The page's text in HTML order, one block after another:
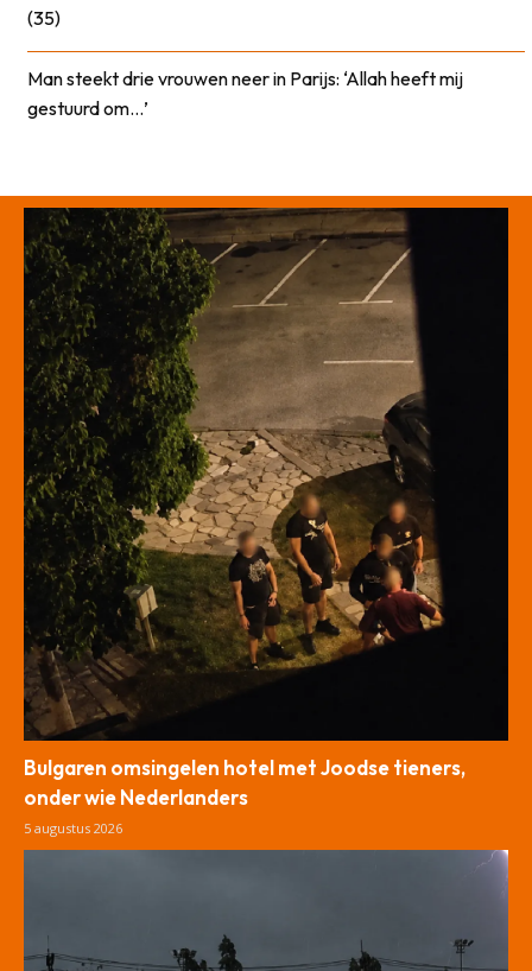
(35)
Man steekt drie vrouwen neer in Parijs: ‘Allah heeft mij
gestuurd om…’
Bulgaren omsingelen hotel met Joodse tieners,
onder wie Nederlanders
5 augustus 2026